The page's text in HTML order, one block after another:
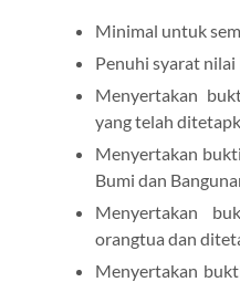
Minimal untuk
Penuhi syarat
Menyertakan
yang telah
Menyertakan
Bumi dan
Menyertakan
orangtua dan
Menyertakan